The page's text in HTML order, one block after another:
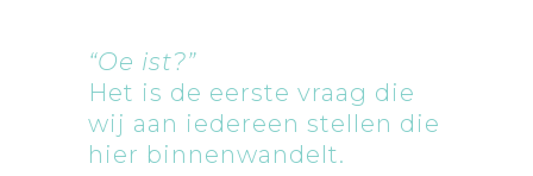
“Oe ist?”
Het is de eerste vraag die
wij aan iedereen stellen die
hier binnenwandelt.